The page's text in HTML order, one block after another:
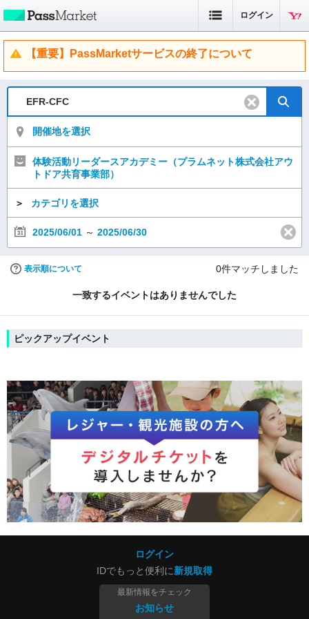
ログイン
【重要】PassMarketサービスの終了について
開催地を選択
体験活動リーダースアカデミー（プラムネット株式会社アウ
トドア共育事業部）
＞ カテゴリを選択
2025/06/01 ～ 2025/06/30
表示順について 0件マッチしました
一致するイベントはありませんでした
ピックアップイベント
ログイン
IDでもっと便利に新規取得
最新情報をチェック
お知らせ